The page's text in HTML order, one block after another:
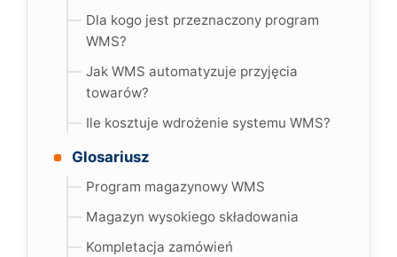
Dla kogo jest przeznaczony program
WMS?
Jak WMS automatyzuje przyjęcia
towarów?
Ile kosztuje wdrożenie systemu WMS?
Glosariusz
Program magazynowy WMS
Magazyn wysokiego składowania
Kompletacja zamówień